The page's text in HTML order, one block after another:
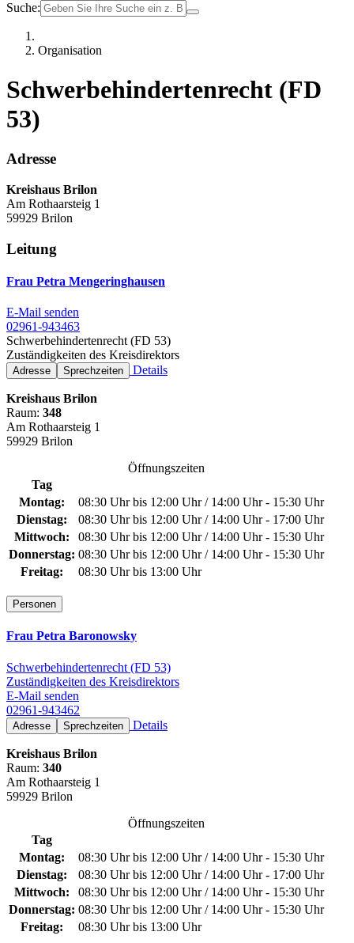
Suche:
Organisation
Schwerbehindertenrecht (FD
53)
Adresse
Kreishaus Brilon
Am Rothaarsteig 1
59929 Brilon
Leitung
Frau Petra Mengeringhausen
E-Mail senden
02961-943463
Schwerbehindertenrecht (FD 53)
Zuständigkeiten des Kreisdirektors
Adresse Sprechzeiten Details
Kreishaus Brilon
Raum: 348
Am Rothaarsteig 1
59929 Brilon
Öffnungszeiten
Tag
Montag:
08:30 Uhr bis 12:00 Uhr / 14:00 Uhr - 15:30 Uhr
Dienstag:
08:30 Uhr bis 12:00 Uhr / 14:00 Uhr - 17:00 Uhr
Mittwoch:
08:30 Uhr bis 12:00 Uhr / 14:00 Uhr - 15:30 Uhr
Donnerstag: 08:30 Uhr bis 12:00 Uhr / 14:00 Uhr - 15:30 Uhr
Freitag:
08:30 Uhr bis 13:00 Uhr
Personen
Frau Petra Baronowsky
Schwerbehindertenrecht (FD 53)
Zuständigkeiten des Kreisdirektors
E-Mail senden
02961-943462
Adresse Sprechzeiten Details
Kreishaus Brilon
Raum: 340
Am Rothaarsteig 1
59929 Brilon
Öffnungszeiten
Tag
Montag:
08:30 Uhr bis 12:00 Uhr / 14:00 Uhr - 15:30 Uhr
Dienstag:
08:30 Uhr bis 12:00 Uhr / 14:00 Uhr - 17:00 Uhr
Mittwoch:
08:30 Uhr bis 12:00 Uhr / 14:00 Uhr - 15:30 Uhr
Donnerstag: 08:30 Uhr bis 12:00 Uhr / 14:00 Uhr - 15:30 Uhr
Freitag:
08:30 Uhr bis 13:00 Uhr